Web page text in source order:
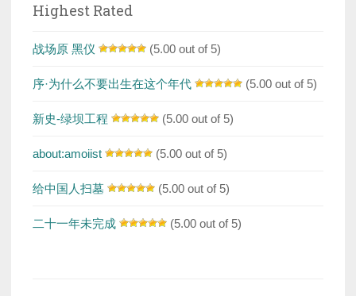
Highest Rated
战场原 黑仪 (5.00 out of 5)
序·为什么不要出生在这个年代 (5.00 out of 5)
新史-绿坝工程 (5.00 out of 5)
about:amoiist (5.00 out of 5)
给中国人扫墓 (5.00 out of 5)
二十一年未完成 (5.00 out of 5)